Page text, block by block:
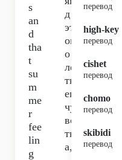
s
an
d
tha
t
su
m
me
r
fee
lin
g
д и
эт
ог
о
ле
тн
его
чу
вс
тв
а,
перевод
high-key
перевод
cishet
перевод
chomo
перевод
skibidi
перевод